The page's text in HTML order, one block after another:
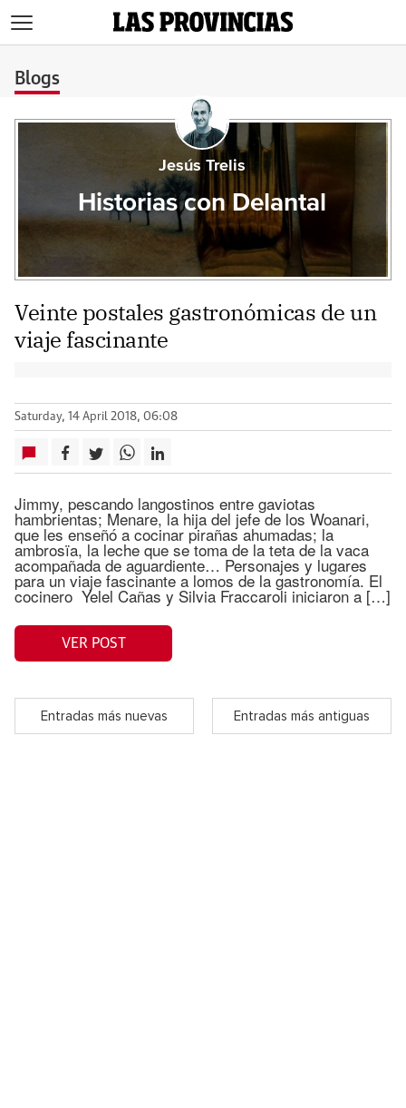
Blogs
Jesús Trelis
Historias con Delantal
Veinte postales gastronómicas de un
viaje fascinante
Saturday, 14 April 2018, 06:08
Jimmy, pescando langostinos entre gaviotas
hambrientas; Menare, la hija del jefe de los Woanari,
que les enseñó a cocinar pirañas ahumadas; la
ambrosïa, la leche que se toma de la teta de la vaca
acompañada de aguardiente… Personajes y lugares
para un viaje fascinante a lomos de la gastronomía. El
cocinero Yelel Cañas y Silvia Fraccaroli iniciaron a […]
VER POST
Entradas más nuevas Entradas más antiguas